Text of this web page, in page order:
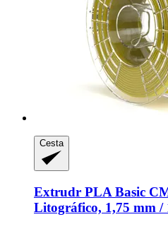
Cesta
Extrudr PLA Basic
Litográfico, 1,75 mm /